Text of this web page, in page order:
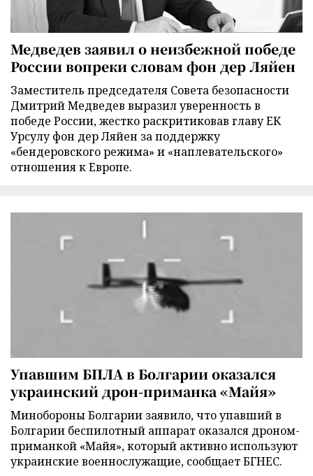
Медведев заявил о неизбежной победе
России вопреки словам фон дер Ляйен
Заместитель председателя Совета безопасности
Дмитрий Медведев выразил уверенность в
победе России, жестко раскритиковав главу ЕК
Урсулу фон дер Ляйен за поддержку
«бендеровского режима» и «наплевательского»
отношения к Европе.
Упавшим БПЛА в Болгарии оказался
украинский дрон-приманка «Майя»
Минобороны Болгарии заявило, что упавший в
Болгарии беспилотный аппарат оказался дроном-
приманкой «Майя», который активно используют
украинские военнослужащие, сообщает БГНЕС.